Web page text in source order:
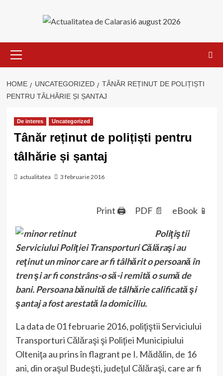
6 august 2026
Menu
HOME UNCATEGORIZED
TÂNĂR REȚINUT DE POLIȚIȘTI
PENTRU TÂLHĂRIE ȘI ȘANTAJ
De interes Uncategorized
Tânăr reținut de polițiști pentru
tâlhărie și șantaj
actualitatea 3 februarie 2016
Print 🖨 PDF 📄 eBook 📱
Poliţiştii
Serviciului Poliţiei Transporturi Călăraşi au
reţinut un minor care ar fi tâlhărit o persoană în
tren şi ar fi constrâns-o să-i remită o sumă de
bani. Persoana bănuită de tâlhărie calificată şi
şantaj a fost arestată la domiciliu.
La data de 01 februarie 2016, poliţiştii Serviciului
Transporturi Călăraşi şi Poliţiei Municipiului
Olteniţa au prins în flagrant pe I. Mădălin, de 16
ani, din oraşul Budeşti, judeţul Călăraşi, care ar fi